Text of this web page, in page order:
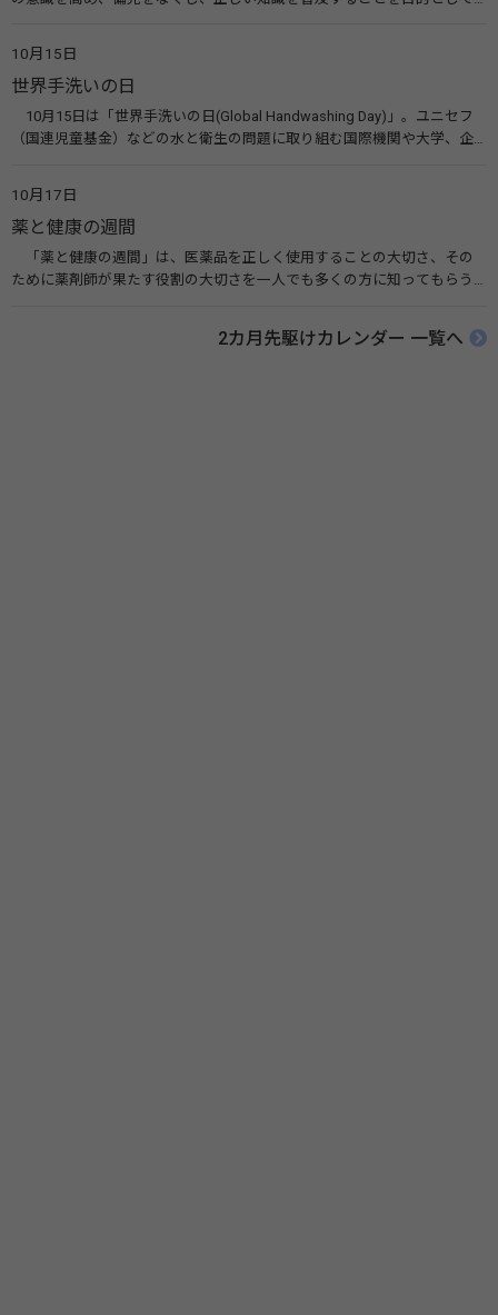
す。 関連リンク 世界メンタルヘルスデー（厚生労働省） 働く人のメンタ
ルヘルス・ポータルサイト「こころの耳」（厚生労働省）
10月15日
世界手洗いの日
10月15日は「世界手洗いの日(Global Handwashing Day)」。ユニセフ
（国連児童基金）などの水と衛生の問題に取り組む国際機関や大学、企
10月17日
薬と健康の週間
「薬と健康の週間」は、医薬品を正しく使用することの大切さ、その
ために薬剤師が果たす役割の大切さを一人でも多くの方に知ってもらう
伝えたい！薬との付き合い方」（保健指導リソースガイド）
2カ月先駆けカレンダー 一覧へ